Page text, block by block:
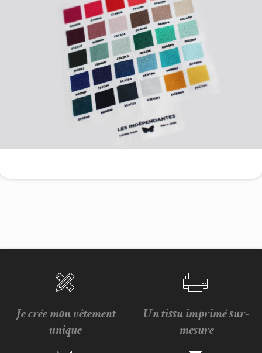
Je crée mon vêtement
unique
Un tissu imprimé sur-
mesure